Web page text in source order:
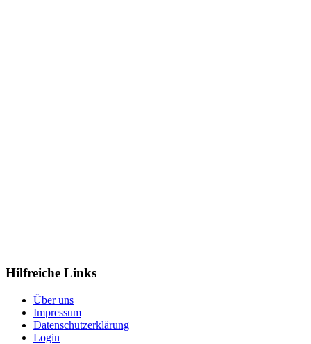
Hilfreiche Links
Über uns
Impressum
Datenschutzerklärung
Login